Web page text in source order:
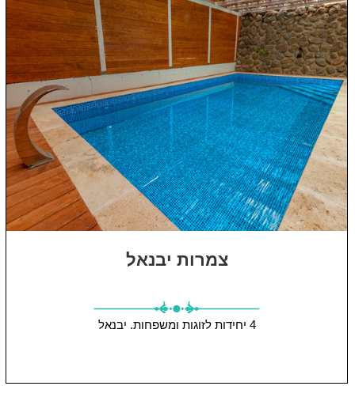
צמרות יבנאל
4 יחידות לזוגות ומשפחות. יבנאל